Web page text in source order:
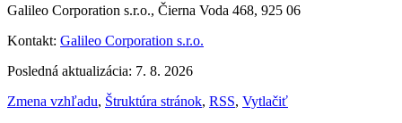
Galileo Corporation s.r.o., Čierna Voda 468, 925 06
Kontakt: Galileo Corporation s.r.o.
Posledná aktualizácia: 7. 8. 2026
Zmena vzhľadu, Štruktúra stránok, RSS, Vytlačiť